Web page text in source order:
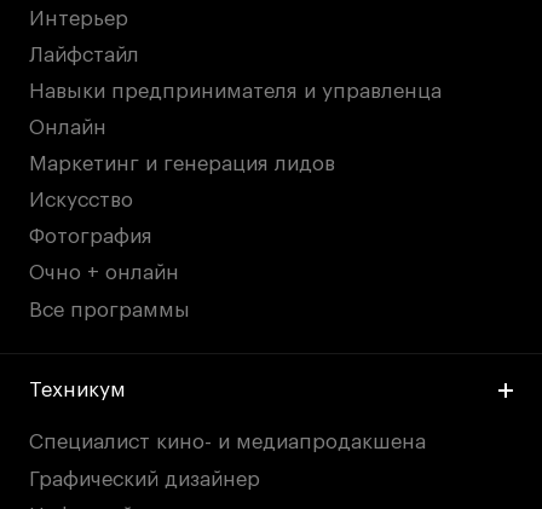
Интерьер
Лайфстайл
Навыки предпринимателя и управленца
Онлайн
Маркетинг и генерация лидов
Искусство
Фотография
Очно + онлайн
Все программы
Техникум
Специалист кино- и медиапродакшена
Графический дизайнер